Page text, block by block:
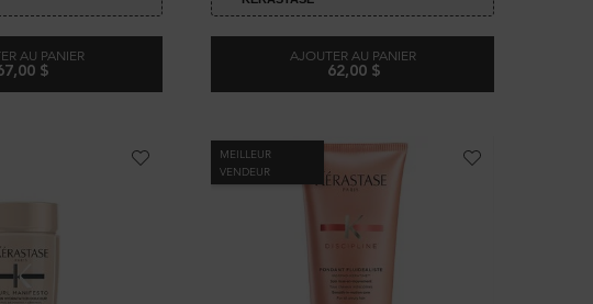
AU PANIER
$
AJOUTER AU PANIER
62,00 $
MEILLEUR
VENDEUR